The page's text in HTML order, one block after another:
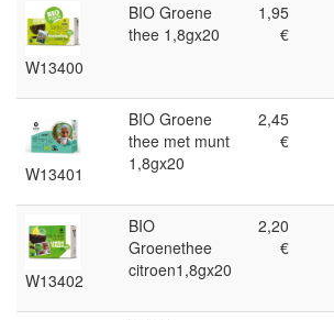
W13400
BIO Groene
thee 1,8gx20
1,95
€
W13401
BIO Groene
thee met munt
1,8gx20
2,45
€
W13402
BIO
Groenethee
citroen1,8gx20
2,20
€